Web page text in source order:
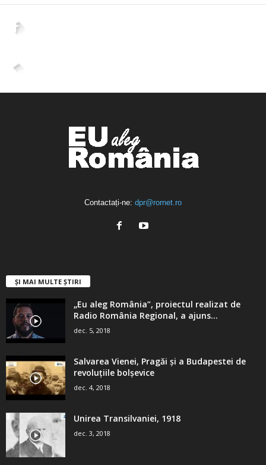
2,265
4,400
Contactați-ne: dpr@rornet.ro
ȘI MAI MULTE ȘTIRI
„Eu aleg România”, proiectul realizat de
Radio România Regional, a ajuns...
dec. 5, 2018
Salvarea Vienei, Pragăi şi a Budapestei de
revoluţiile bolşevice
dec. 4, 2018
Unirea Transilvaniei, 1918
dec. 3, 2018